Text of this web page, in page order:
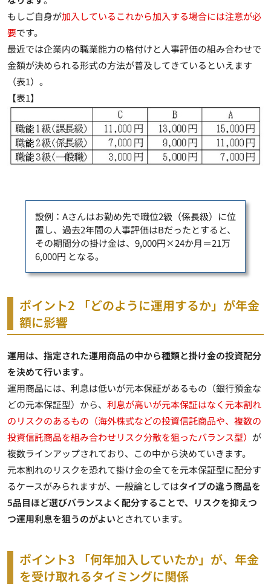
もしご自身が加入しているこれから加入する場合には注意が必
要です。
最近では企業内の職業能力の格付けと人事評価の組み合わせで
金額が決められる形式の方法が普及してきている といえます
（表1）。
【表1】
設例：Aさんはお勤め先で職位2級（係長級）に位
置し、過去2年間の人事評価はBだったとすると、
その期間分の掛け金は、9,000円×24か月＝21万
6,000円 となる。
ポイント2 「どのように運用するか」が年金
額に影響
運用は、指定された運用商品の中から種類と掛け金の投資配分
を決めて行います。
運用商品には、 利息は低いが元本保証があるもの（銀行預金な
どの元本保証型） から、 利息が高いが元本保証はなく元本割れ
のリスクのあるもの（海外株式などの投資信託商品や、複数の
投資信託商品を組み合わせリスク分散を狙ったバランス型） が
複数ラインアップされており、この中から決めていきます。
元本割れのリスクを恐れて掛け金の全てを元本保証型に配分す
るケースがみられますが、一般論としてはタイプの違う商品を
5品目ほど選びバランスよく配分することで、リスクを抑えつ
つ運用利息を狙うのがよいとされています。
ポイント3 「何年加入していたか」が、年金
を受け取れるタイミングに関係